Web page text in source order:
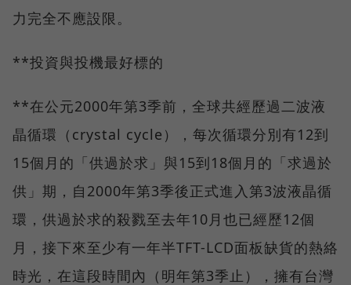
力完全不應設限。
**投資與投機最好標的
**在公元2000年第3季前，全球共經歷過二波液
晶循環（crystal cycle），每次循環分別有12到
15個月的「供過於求」與15到18個月的「求過於
供」期，自2000年第3季後正式進入第3波液晶循
環，供過於求的殺戮至去年10月也已經歷12個
月，接下來至少有一年半TFT-LCD面板缺貨的熱絡
時光，在這段時間內（明年第3季止），擁有台灣